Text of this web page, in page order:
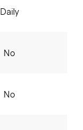
Daily
No
No